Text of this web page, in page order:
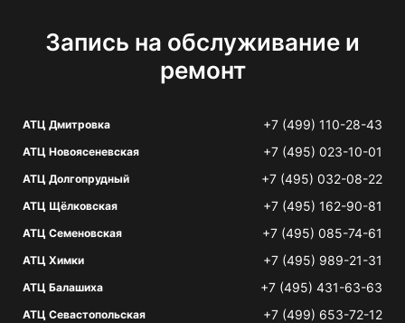
Запись на обслуживание и
ремонт
АТЦ Дмитровка +7 (499) 110-28-43
АТЦ Новоясеневская +7 (495) 023-10-01
АТЦ Долгопрудный +7 (495) 032-08-22
АТЦ Щёлковская +7 (495) 162-90-81
АТЦ Семеновская +7 (495) 085-74-61
АТЦ Химки +7 (495) 989-21-31
АТЦ Балашиха +7 (495) 431-63-63
АТЦ Севастопольская +7 (499) 653-72-12